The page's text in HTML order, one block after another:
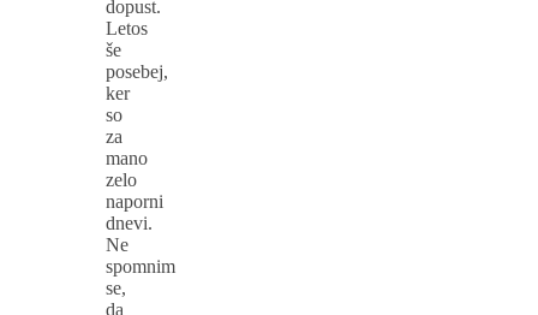
dopust.
Letos
še
posebej,
ker
so
za
mano
zelo
naporni
dnevi.
Ne
spomnim
se,
da